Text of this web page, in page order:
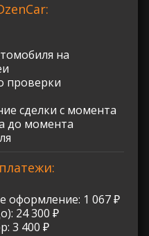
на
проверки
сделки с момента
до момента
оформление: 1 067 ₽
24 300 ₽
3 400 ₽